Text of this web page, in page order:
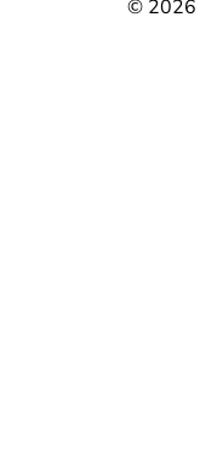
© 2026